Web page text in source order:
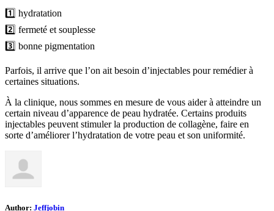
1️⃣ hydratation
2️⃣ fermeté et souplesse
3️⃣ bonne pigmentation
Parfois, il arrive que l’on ait besoin d’injectables pour remédier à
certaines situations.
À la clinique, nous sommes en mesure de vous aider à atteindre un
certain niveau d’apparence de peau hydratée. Certains produits
injectables peuvent stimuler la production de collagène, faire en
sorte d’améliorer l’hydratation de votre peau et son uniformité.
Author: Jeffjobin